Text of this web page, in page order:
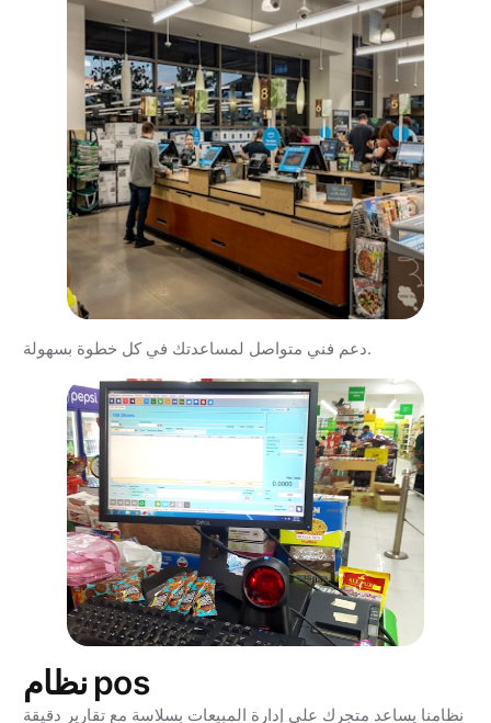
دعم فني متواصل لمساعدتك في كل خطوة بسهولة.
نظام pos
نظامنا يساعد متجرك على إدارة المبيعات بسلاسة مع تقارير دقيقة